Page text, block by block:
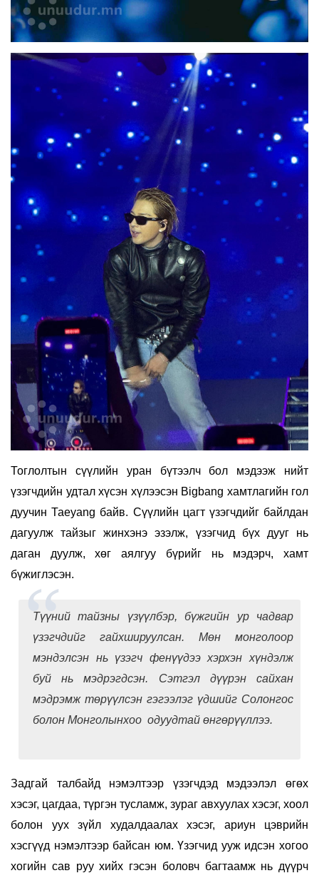
Тоглолтын сүүлийн уран бүтээлч бол мэдээж нийт
үзэгчдийн удтал хүсэн хүлээсэн Bigbang хамтлагийн гол
дуучин Таeyang байв. Сүүлийн цагт үзэгчдийг байлдан
дагуулж тайзыг жинхэнэ эзэлж, үзэгчид бүх дууг нь
даган дуулж, хөг аялгуу бүрийг нь мэдэрч, хамт
бүжиглэсэн.
Түүний тайзны үзүүлбэр, бүжгийн ур чадвар
үзэгчдийг гайхшируулсан. Мөн монголоор
мэндэлсэн нь үзэгч фенүүдээ хэрхэн хүндэлж
буй нь мэдрэгдсэн. Сэтгэл дүүрэн сайхан
мэдрэмж төрүүлсэн гэгээлэг үдшийг Солонгос
болон Монголынхоо одуудтай өнгөрүүллээ.
Задгай талбайд нэмэлтээр үзэгчдэд мэдээлэл өгөх
хэсэг, цагдаа, түргэн тусламж, зураг авхуулах хэсэг, хоол
болон уух зүйл худалдаалах хэсэг, ариун цэврийн
хэсгүүд нэмэлтээр байсан юм. Үзэгчид ууж идсэн хогоо
хогийн сав руу хийх гэсэн боловч багтаамж нь дүүрч